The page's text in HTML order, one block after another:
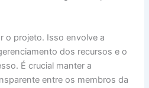
o projeto. Isso envolve a
dos recursos e o
É crucial manter a
entre os membros da